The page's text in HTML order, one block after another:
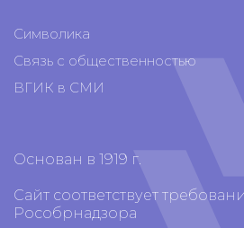
Символика
Связь с общественностью
ВГИК в СМИ
Основан в 1919 г.
Сайт соответствует
Рособрнадзора